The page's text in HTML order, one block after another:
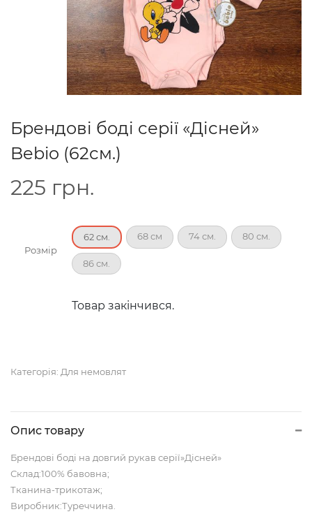
Брендові боді серії «Дісней»
Bebio (62см.)
225 грн.
Розмір
62 см. 68 см 74 см. 80 см.
86 см.
Товар закінчився.
Категорія: Для немовлят
Опис товару
Брендові боді на довгий рукав серії»Дісней»
Склад:100% бавовна;
Тканина-трикотаж;
Виробник:Туреччина.